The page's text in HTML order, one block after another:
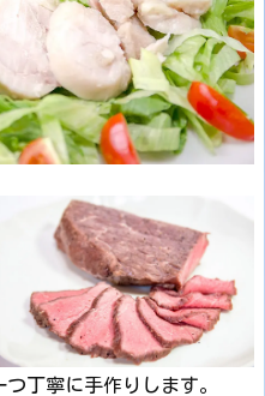
丁寧に手作りします。